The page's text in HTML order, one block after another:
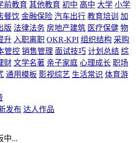
前教育 其他教育 初中 高中 大学 小学
餐饮 金融保险 汽车出行 教育培训
加
版 法律法务 房地产建筑 医疗保健 物
升 入职离职 OKR-KPI 组织结构 采购
管控 销售管理 面试技巧 计划总结 综
财 文学名著 亲子家庭 心理成长 职场
通用模板 影视综艺 生活常识 体育游
发布 达人作品
中...